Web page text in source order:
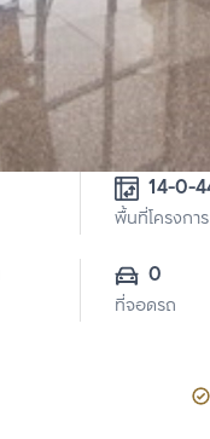
พื้นที่โครงการ
0
ที่จอดรถ